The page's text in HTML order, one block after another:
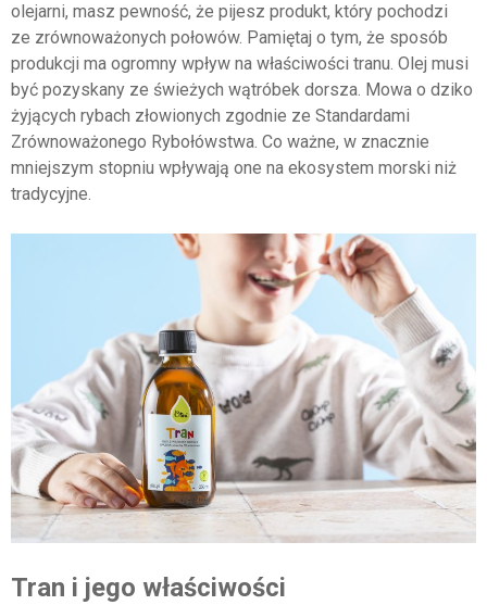
olejarni, masz pewność, że pijesz produkt, który pochodzi
ze zrównoważonych połowów. Pamiętaj o tym, że sposób
produkcji ma ogromny wpływ na właściwości tranu. Olej musi
być pozyskany ze świeżych wątróbek dorsza. Mowa o dziko
żyjących rybach złowionych zgodnie ze Standardami
Zrównoważonego Rybołówstwa. Co ważne, w znacznie
mniejszym stopniu wpływają one na ekosystem morski niż
tradycyjne.
Tran i jego właściwości